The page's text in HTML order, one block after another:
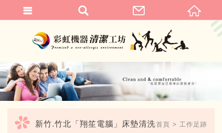
首頁 工作足跡
新竹.竹北「翔笙電腦」床墊清洗